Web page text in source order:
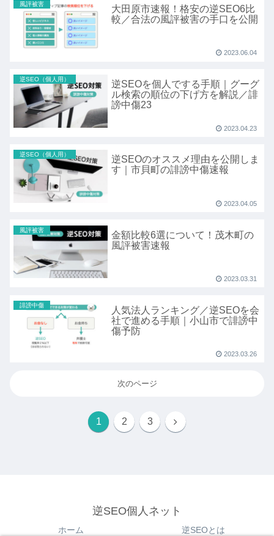
風評被害
大田原市速報！格安の逆SEO6比
較／合法の風評被害の手口を公開
2023.06.04
逆SEO（個人用）
逆SEOを個人でする手順｜グーグ
ル検索の順位の下げ方を解説／誹
謗中傷23
2023.04.23
逆SEO（個人用）
逆SEOのオススメ理由を公開しま
す｜市貝町の誹謗中傷速報
2023.04.05
風評被害
金額比較6選について！茂木町の
風評被害速報
2023.03.31
誹謗中傷
人気法人ランキング／逆SEOを会
社で進める手順｜小山市で誹謗中
傷予防
2023.03.26
次のページ
1 2 3
逆SEO個人ネット
ホーム 逆SEOとは